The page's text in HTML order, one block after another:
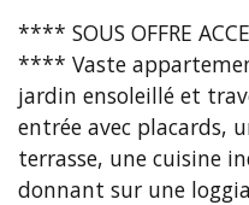
**** SOUS OFFRE
**** Vaste
jardin ensoleillé et
entrée avec placards,
terrasse, une cuisine
donnant sur une